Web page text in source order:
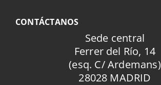
CONTÁCTANOS
Sede central
Ferrer del Río, 14
(esq. C/ Ardemans)
28028 MADRID